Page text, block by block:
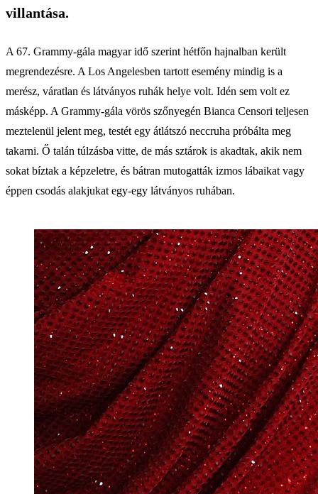
villantása.
A 67. Grammy-gála magyar idő szerint hétfőn hajnalban került
megrendezésre. A Los Angelesben tartott esemény mindig is a
merész, váratlan és látványos ruhák helye volt. Idén sem volt ez
másképp. A Grammy-gála vörös szőnyegén Bianca Censori teljesen
meztelenül jelent meg, testét egy átlátszó neccruha próbálta meg
takarni. Ő talán túlzásba vitte, de más sztárok is akadtak, akik nem
sokat bíztak a képzeletre, és bátran mutogatták izmos lábaikat vagy
éppen csodás alakjukat egy-egy látványos ruhában.